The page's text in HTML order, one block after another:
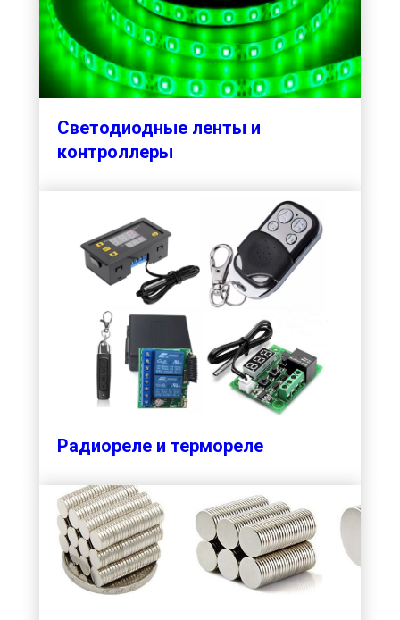
Светодиодные ленты и
контроллеры
Радиореле и термореле